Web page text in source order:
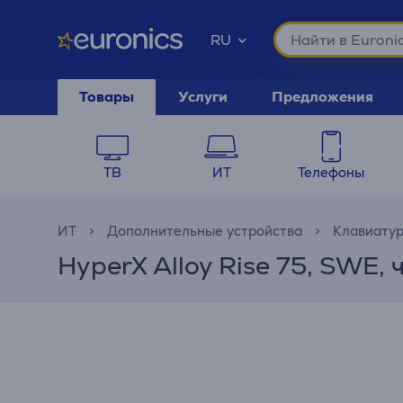
RU
Товары Услуги Предложения
ТВ ИТ Телефоны
ИТ Дополнительные устройства
HyperX Alloy Rise 75,